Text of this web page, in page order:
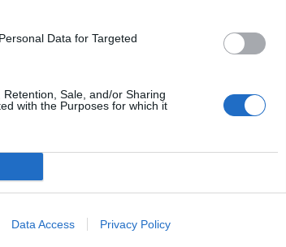
Data for Targeted
Sale, and/or Sharing
with the Purposes for which it
Data Access Privacy Policy
επίσης